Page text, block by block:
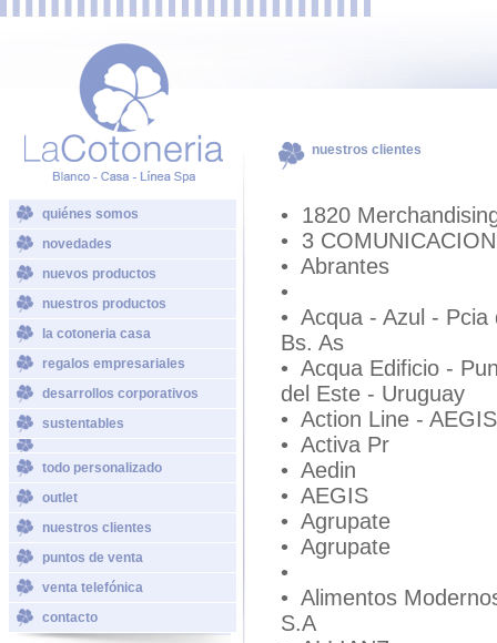
quiénes somos
novedades
nuevos productos
nuestros productos
la cotoneria casa
regalos empresariales
desarrollos corporativos
sustentables
todo personalizado
outlet
nuestros clientes
puntos de venta
venta telefónica
contacto
nuestros clientes
• 1820
• 3
• Abrantes
•
• Acqua - Azul - Pcia
Bs. As
• Acqua Edificio -
del Este - Uruguay
• Action Line - AEGIS
• Activa Pr
• Aedin
• AEGIS
• Agrupate
• Agrupate
•
• Alimentos
S.A